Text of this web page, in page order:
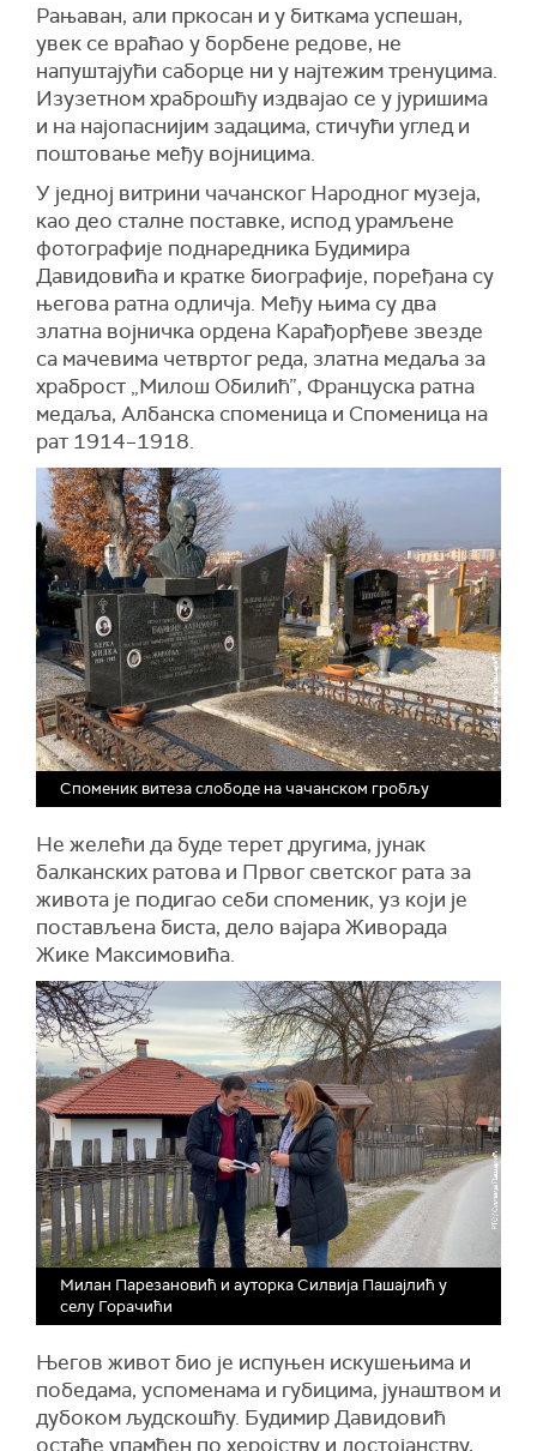
Рањаван, али пркосан и у биткама успешан,
увек се враћао у борбене редове, не
напуштајући саборце ни у најтежим тренуцима.
Изузетном храброшћу издвајао се у јуришима
и на најопаснијим задацима, стичући углед и
поштовање међу војницима.
У једној витрини чачанског Народног музеја,
као део сталне поставке, испод урамљене
фотографије поднаредника Будимира
Давидовића и кратке биографије, поређана су
његова ратна одличја. Међу њима су два
златна војничка ордена Карађорђеве звезде
са мачевима четвртог реда, златна медаља за
храброст „Милош Обилић”, Француска ратна
медаља, Албанска споменица и Споменица на
рат 1914–1918.
Споменик витеза слободе на чачанском гробљу
Не желећи да буде терет другима, јунак
балканских ратова и Првог светског рата за
живота је подигао себи споменик, уз који је
постављена биста, дело вајара Живорада
Жике Максимовића.
Милан Парезановић и ауторка Силвија Пашајлић у
селу Горачићи
Његов живот био је испуњен искушењима и
победама, успоменама и губицима, јунаштвом и
дубоком људскошћу. Будимир Давидовић
остаће упамћен по херојству и достојанству,